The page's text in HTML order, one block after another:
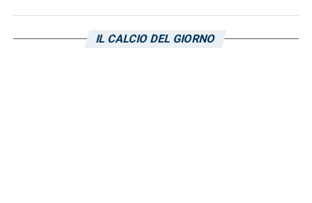
sportive e importanti azioni nel sociale (le
sue parole). Il suo esempio, in campo e fuori,
IL CALCIO DEL GIORNO